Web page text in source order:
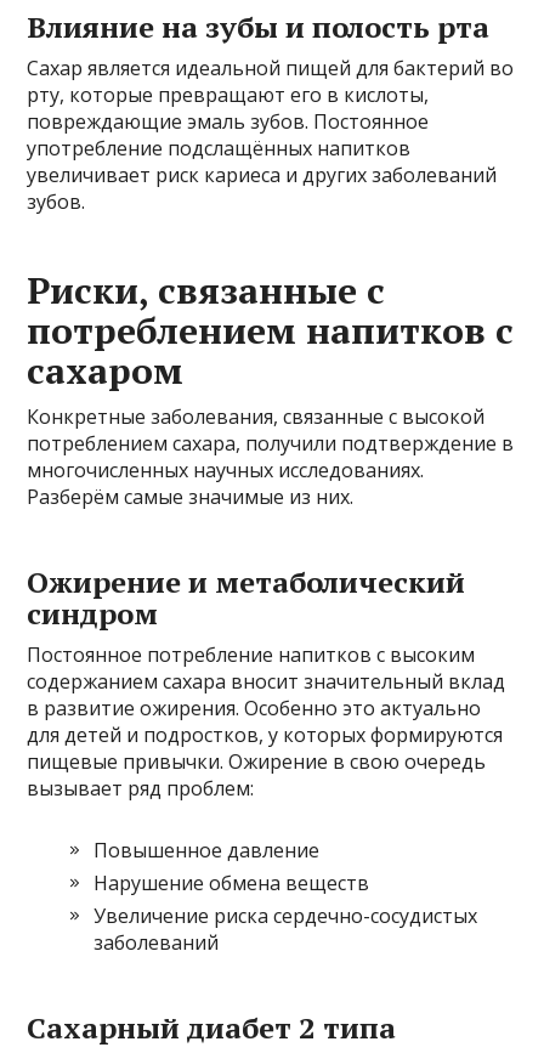
Влияние на зубы и полость рта
Сахар является идеальной пищей для бактерий во
рту, которые превращают его в кислоты,
повреждающие эмаль зубов. Постоянное
употребление подслащённых напитков
увеличивает риск кариеса и других заболеваний
зубов.
Риски, связанные с
потреблением напитков с
сахаром
Конкретные заболевания, связанные с высокой
потреблением сахара, получили подтверждение в
многочисленных научных исследованиях.
Разберём самые значимые из них.
Ожирение и метаболический
синдром
Постоянное потребление напитков с высоким
содержанием сахара вносит значительный вклад
в развитие ожирения. Особенно это актуально
для детей и подростков, у которых формируются
пищевые привычки. Ожирение в свою очередь
вызывает ряд проблем:
Повышенное давление
Нарушение обмена веществ
Увеличение риска сердечно-сосудистых
заболеваний
Сахарный диабет 2 типа